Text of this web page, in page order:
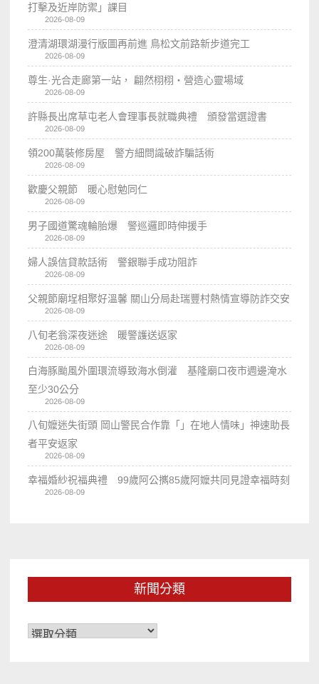
打擊及近岸防禦」課目
2026-08-09
澄清湖環湖漫行版圖再前進 鳥松文前路新步道完工
2026-08-09
尊生·光合走廊第一站， 翩然栩栩・營造心靈場域
2026-08-09
許縣長出席草屯老人會理事長就職典禮 頒發當選證書
2026-08-09
領200萬裝修房屋 警方細問識破詐騙話術
2026-08-09
歡慶父親節 暖心慰勉同仁
2026-08-09
男子國道驚魂輪胎爆 警巡邏即時伸援手
2026-08-09
婦人誤信貸款話術 警銀聯手成功阻詐
2026-08-09
父親節廟埕相聚好溫馨 關山分局赴瑞豐村熱情宣導防詐交安
2026-08-09
八旬老翁深夜迷途 暖警護送返家
2026-08-09
白海豚颱風外圍環流導致海水倒灌 基隆廟口夜市週邊淹水
至少30公分
2026-08-09
八旬嬤迷失街頭 岡山警民合作靠「」在地人情味」神速助長
者平安返家
2026-08-09
幸福婚紗祝福典禮 99歲阿公𢹂85歲阿嬤共同見證幸福時刻
2026-08-09
新聞分類
新